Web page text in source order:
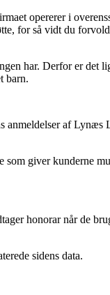
opererer i
for så vidt du
har. Derfor er det
barn.
anmeldelser af
giver kunderne
honorar når de
sidens data.